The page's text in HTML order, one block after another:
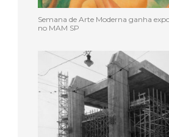
Semana de Arte Moderna ganha
no MAM SP